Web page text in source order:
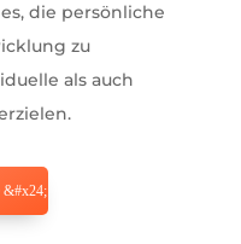
die persönliche
zu
als auch